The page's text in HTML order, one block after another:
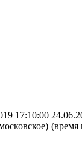
17:10:00
(время